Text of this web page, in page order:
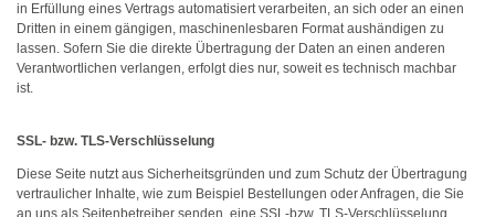
in Erfüllung eines Vertrags automatisiert verarbeiten, an sich oder an einen
Dritten in einem gängigen, maschinenlesbaren Format aushändigen zu
lassen. Sofern Sie die direkte Übertragung der Daten an einen anderen
Verantwortlichen verlangen, erfolgt dies nur, soweit es technisch machbar
ist.
SSL- bzw. TLS-Verschlüsselung
Diese Seite nutzt aus Sicherheitsgründen und zum Schutz der Übertragung
vertraulicher Inhalte, wie zum Beispiel Bestellungen oder Anfragen, die Sie
an uns als Seitenbetreiber senden, eine SSL-bzw. TLS-Verschlüsselung.